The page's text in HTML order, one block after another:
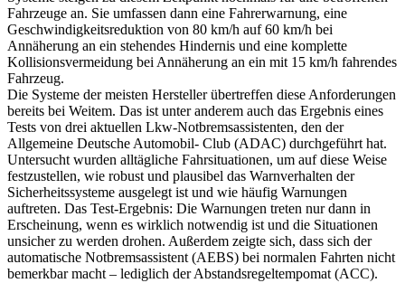
Fahrzeuge an. Sie umfassen dann eine Fahrerwarnung, eine
Geschwindigkeitsreduktion von 80 km/h auf 60 km/h bei
Annäherung an ein stehendes Hindernis und eine komplette
Kollisionsvermeidung bei Annäherung an ein mit 15 km/h fahrendes
Fahrzeug.
Die Systeme der meisten Hersteller übertreffen diese Anforderungen
bereits bei Weitem. Das ist unter anderem auch das Ergebnis eines
Tests von drei aktuellen Lkw-Notbremsassistenten, den der
Allgemeine Deutsche Automobil- Club (ADAC) durchgeführt hat.
Untersucht wurden alltägliche Fahrsituationen, um auf diese Weise
festzustellen, wie robust und plausibel das Warnverhalten der
Sicherheitssysteme ausgelegt ist und wie häufig Warnungen
auftreten. Das Test-Ergebnis: Die Warnungen treten nur dann in
Erscheinung, wenn es wirklich notwendig ist und die Situationen
unsicher zu werden drohen. Außerdem zeigte sich, dass sich der
automatische Notbremsassistent (AEBS) bei normalen Fahrten nicht
bemerkbar macht – lediglich der Abstandsregeltempomat (ACC).